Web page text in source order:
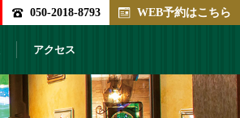
050-2018-8793 WEB予約はこちら
アクセス